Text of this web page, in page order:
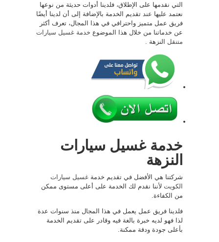
التي نقدمها على الإطلاق، فلدينا أدوات حديثة من نوعها
نعتمد عليها عند تقديم الخدمة بالإضافة إلى أن لدينا أيضًا
فريق عمل متميز واحترافي في هذا المجال، تعرف أكثر
عن خدماتنا من خلال هذا الموضوع خدمة غسيل سيارات
متنقل النزهة .
خدمة غسيل سيارات
النزهة
شركتنا هي الأفضل في تقديم خدمة غسيل سيارات
الكويت لأننا نقدم لك الخدمة على أعلى مستوى ممكن
من الكفاءة.
فلدينا فريق عمل يعمل في هذا المجال منذ سنوات عدة
لذا فهو لديه خبرة بالغة فيه وقادر على تقديم الخدمة
بأعلى جودة ودقة ممكنة.